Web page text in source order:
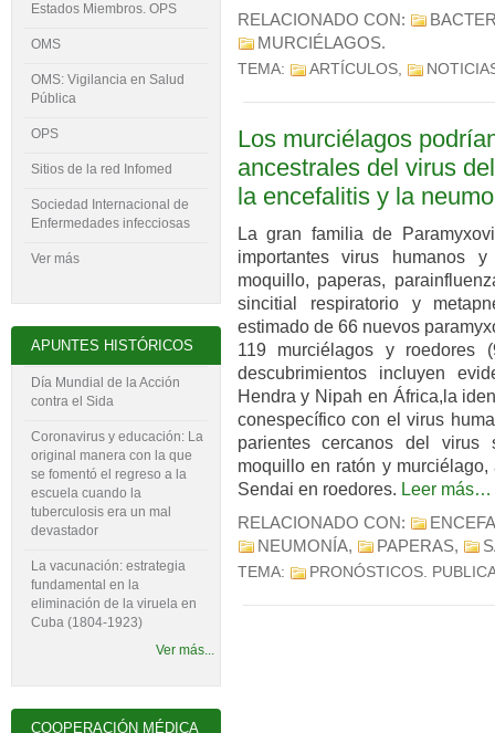
RELACIONADO CON:
MURCIÉLAGOS.
TEMA: ARTÍCULOS,
Los murciélagos
ancestrales del virus
la encefalitis y la
La gran familia de
importantes virus humanos
moquillo, paperas,
sincitial respiratorio y
estimado de 66 nuevos
119 murciélagos y roedores
descubrimientos incluyen
Hendra y Nipah en África,la
conespecífico con el virus
parientes cercanos del virus
moquillo en ratón y
Sendai en roedores. Leer más…
RELACIONADO CON:
NEUMONÍA, PAPERAS,
TEMA: PRONÓSTICOS.
Estados Miembros. OPS
OMS
OMS: Vigilancia en Salud
Pública
OPS
Sitios de la red Infomed
Sociedad Internacional de
Enfermedades infecciosas
Ver más
APUNTES HISTÓRICOS
Día Mundial de la Acción
contra el Sida
Coronavirus y educación: La
original manera con la que
se fomentó el regreso a la
escuela cuando la
tuberculosis era un mal
devastador
La vacunación: estrategia
fundamental en la
eliminación de la viruela en
Cuba (1804-‍1923)
Ver más...
COOPERACIÓN MÉDICA